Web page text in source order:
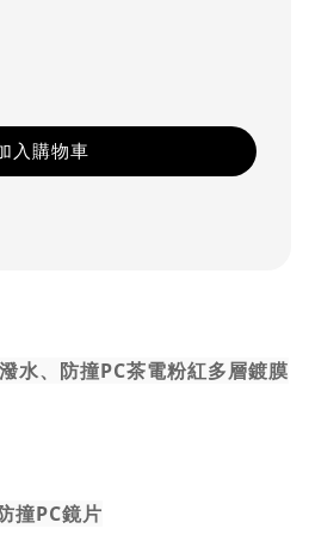
入購物車
水、防撞PC茶電粉紅多層鍍膜
撞PC鏡片